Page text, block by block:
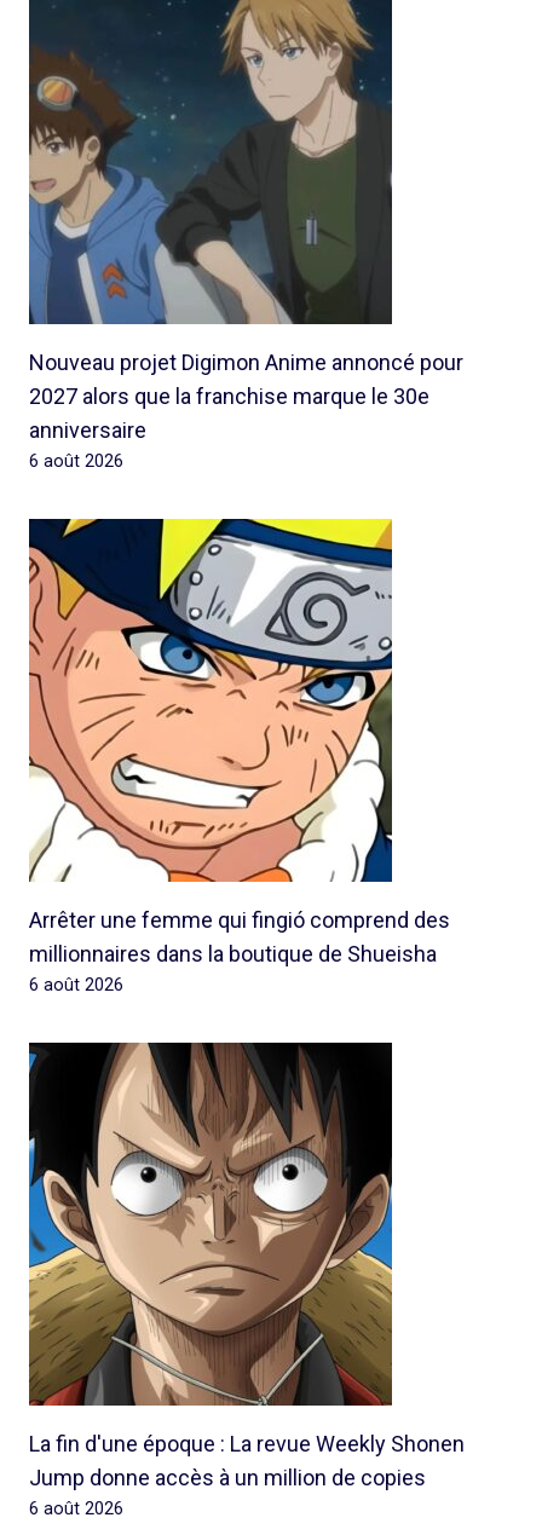
Nouveau projet Digimon Anime annoncé pour
2027 alors que la franchise marque le 30e
anniversaire
6 août 2026
Arrêter une femme qui fingió comprend des
millionnaires dans la boutique de Shueisha
6 août 2026
La fin d'une époque : La revue Weekly Shonen
Jump donne accès à un million de copies
6 août 2026